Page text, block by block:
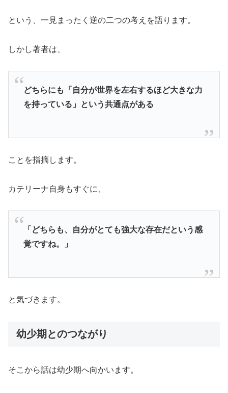
という、一見まったく逆の二つの考えを語ります。
しかし著者は、
どちらにも「自分が世界を左右するほど大きな力
を持っている」という共通点がある
ことを指摘します。
カテリーナ自身もすぐに、
「どちらも、自分がとても強大な存在だという感
覚ですね。」
と気づきます。
幼少期とのつながり
そこから話は幼少期へ向かいます。